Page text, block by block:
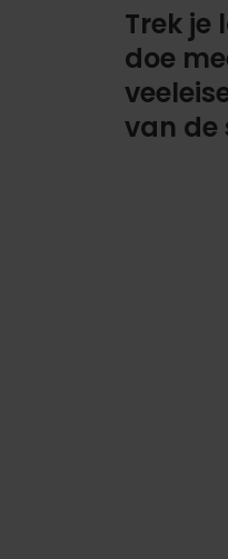
Trek je
doe
van de